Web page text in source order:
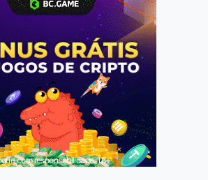
com responsabilidade. 18+